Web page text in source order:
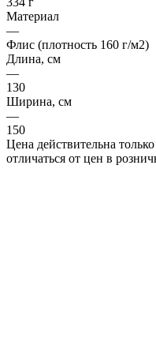
Материал
—
Флис (плотность 160 г/м2)
Длина, см
—
130
Ширина, см
—
150
Цена действительна
отличаться от цен в